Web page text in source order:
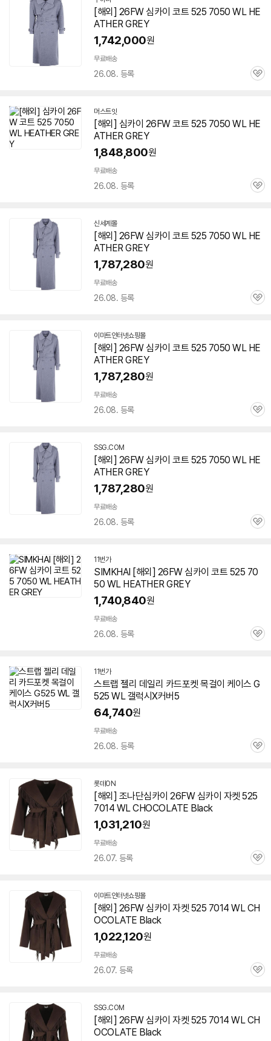
[해외] 26FW 심카이 코트 525 7050 WL HE
ATHER GREY
1,742,000원
무료배송
26.08. 등록
관
머스트잇
[해외] 심카이 26FW 코트 525 7050 WL HE
ATHER GREY
1,848,800원
무료배송
26.08. 등록
관
신세계몰
[해외] 26FW 심카이 코트 525 7050 WL HE
ATHER GREY
1,787,280원
무료배송
26.08. 등록
관
이마트인터넷쇼핑몰
[해외] 26FW 심카이 코트 525 7050 WL HE
ATHER GREY
1,787,280원
무료배송
26.08. 등록
관
SSG.COM
[해외] 26FW 심카이 코트 525 7050 WL HE
ATHER GREY
1,787,280원
무료배송
26.08. 등록
관
11번가
SIMKHAI [해외] 26FW 심카이 코트 525 70
50 WL HEATHER GREY
1,740,840원
무료배송
26.08. 등록
관
11번가
스트랩 젤리 데일리 카드포켓 목걸이 케이스 G
525 WL 갤럭시X커버5
64,740원
무료배송
26.08. 등록
관
롯데ON
[해외] 조나단심카이 26FW 심카이 자켓 525
7014 WL CHOCOLATE Black
1,031,210원
무료배송
26.07. 등록
관
이마트인터넷쇼핑몰
[해외] 26FW 심카이 자켓 525 7014 WL CH
OCOLATE Black
1,022,120원
무료배송
26.07. 등록
관
SSG.COM
[해외] 26FW 심카이 자켓 525 7014 WL CH
OCOLATE Black